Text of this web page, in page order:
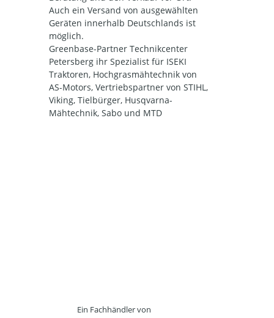
Auch ein Versand von ausgewählten
Geräten innerhalb Deutschlands ist
möglich.
Greenbase-Partner Technikcenter
Petersberg ihr Spezialist für ISEKI
Traktoren, Hochgrasmähtechnik von
AS-Motors, Vertriebspartner von STIHL,
Viking, Tielbürger, Husqvarna-
Mähtechnik, Sabo und MTD
Ein Fachhändler von